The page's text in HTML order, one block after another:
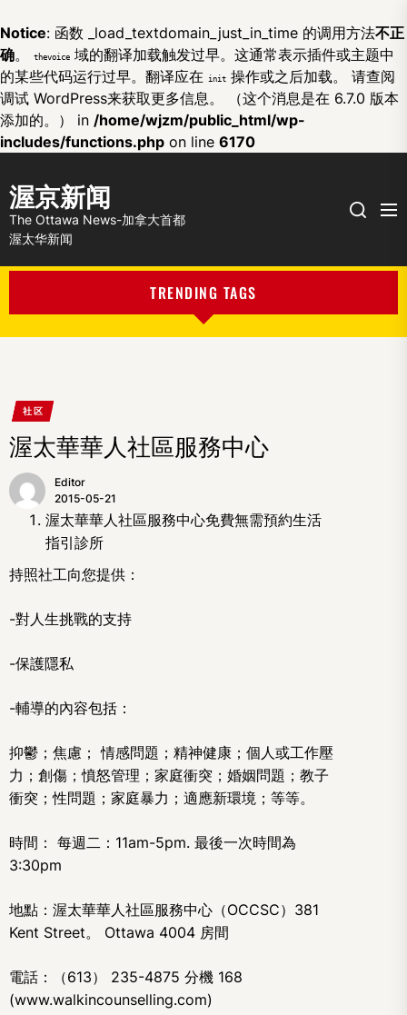
Notice: 函数 _load_textdomain_just_in_time 的调用方法不正
确。 thevoice 域的翻译加载触发过早。这通常表示插件或主题中
的某些代码运行过早。翻译应在
init 操作或之后加载。 请查阅
调试 WordPress来获取更多信息。 （这个消息是在 6.7.0 版本
添加的。） in /home/wjzm/public_html/wp-
includes/functions.php on line 6170
渥京新闻
The Ottawa News-加拿大首都
渥太华新闻
Search
TRENDING TAGS
社区
渥太華華人社區服務中心
Editor
2015-05-21
渥太華華人社區服務中心免費無需預約生活
指引診所
持照社工向您提供：
-對人生挑戰的支持
-保護隱私
-輔導的內容包括：
抑鬱；焦慮； 情感問題；精神健康；個人或工作壓
力；創傷；憤怒管理；家庭衝突；婚姻問題；教子
衝突；性問題；家庭暴力；適應新環境；等等。
時間： 每週二：11am-5pm. 最後一次時間為
3:30pm
地點：渥太華華人社區服務中心（OCCSC）381
Kent Street。 Ottawa 4004 房間
電話：（613） 235-4875 分機 168
(www.walkincounselling.com)